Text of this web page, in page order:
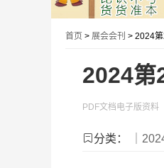
首页 > 展会会刊 > 2024
2024第
PDF文档电子版资料
分类： ｜